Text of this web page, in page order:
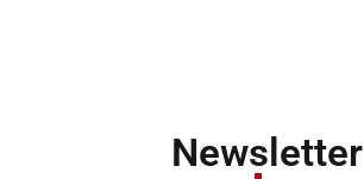
Newsletter